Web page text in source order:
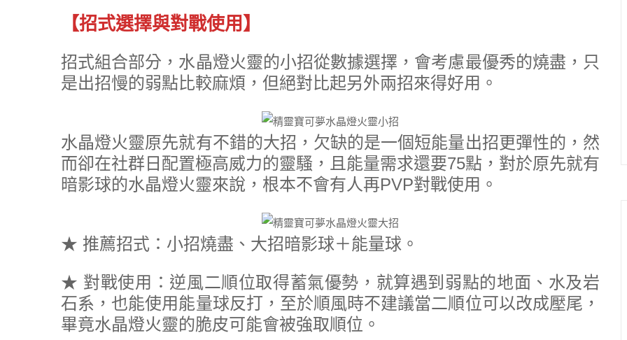
【招式選擇與對戰使用】
招式組合部分，水晶燈火靈的小招從數據選擇，會考慮最優秀的燒盡，只
是出招慢的弱點比較麻煩，但絕對比起另外兩招來得好用。
水晶燈火靈原先就有不錯的大招，欠缺的是一個短能量出招更彈性的，然
而卻在社群日配置極高威力的靈騷，且能量需求還要75點，對於原先就有
暗影球的水晶燈火靈來說，根本不會有人再PVP對戰使用。
★ 推薦招式：小招燒盡、大招暗影球＋能量球。
★ 對戰使用：逆風二順位取得蓄氣優勢，就算遇到弱點的地面、水及岩
石系，也能使用能量球反打，至於順風時不建議當二順位可以改成壓尾，
畢竟水晶燈火靈的脆皮可能會被強取順位。